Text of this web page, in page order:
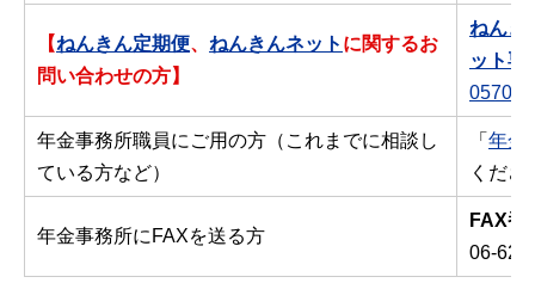
【ねんきん定期便、 ねんきんネット に関するお
問い合わせの方】
ねんき
ット専
0570-
年金事務所職員にご用の方（これまでに相談し
ている方など）
「 年金
くださ
年金事務所にFAXを送る方
FAX番
06-